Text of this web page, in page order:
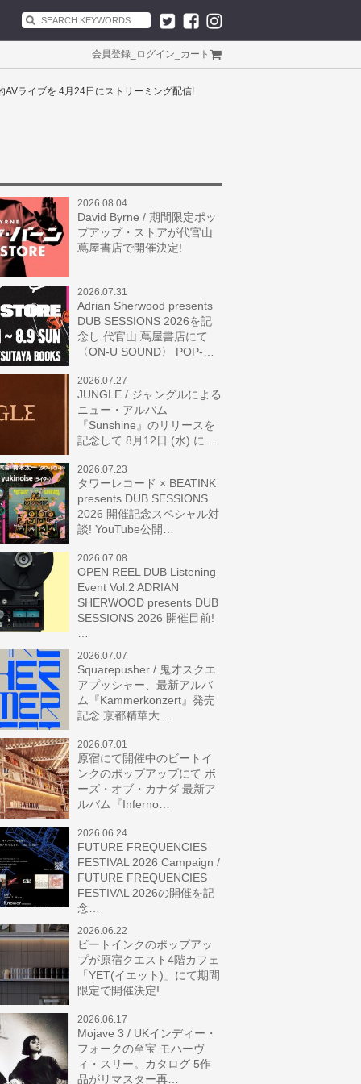
会員登録 ログイン カート
AVライブを 4月24日にストリーミング配信!
2026.08.04
David Byrne / 期間限定ポッ
プアップ・ストアが代官山
蔦屋書店で開催決定!
2026.07.31
Adrian Sherwood presents
DUB SESSIONS 2026を記
念し 代官山 蔦屋書店にて
〈ON-U SOUND〉 POP-…
2026.07.27
JUNGLE / ジャングルによる
ニュー・アルバム
『Sunshine』のリリースを
記念して 8月12日 (水) に…
2026.07.23
タワーレコード × BEATINK
presents DUB SESSIONS
2026 開催記念スペシャル対
談! YouTube公開…
2026.07.08
OPEN REEL DUB Listening
Event Vol.2 ADRIAN
SHERWOOD presents DUB
SESSIONS 2026 開催目前!
2026.07.07
Squarepusher / 鬼才スクエ
アプッシャー、最新アルバ
ム『Kammerkonzert』発売
記念 京都精華大…
2026.07.01
原宿にて開催中のビートイ
ンクのポップアップにて ボ
ーズ・オブ・カナダ 最新ア
ルバム『Inferno…
2026.06.24
FUTURE FREQUENCIES
FESTIVAL 2026 Campaign /
FUTURE FREQUENCIES
FESTIVAL 2026の開催を記
念…
2026.06.22
ビートインクのポップアッ
プが原宿クエスト4階カフェ
「YET(イエット)」にて期間
限定で開催決定!
2026.06.17
Mojave 3 / UKインディー・
フォークの至宝 モハーヴ
ィ・スリー。カタログ 5作
品がリマスター再…